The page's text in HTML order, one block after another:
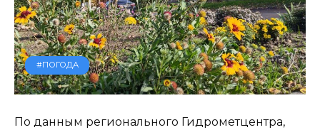
#ПОГОДА
По данным регионального Гидрометцентра,